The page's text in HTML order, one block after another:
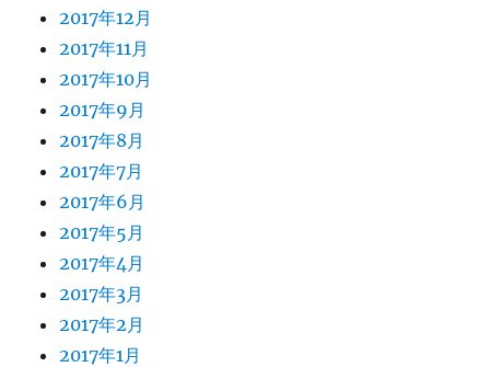
2017年12月
2017年11月
2017年10月
2017年9月
2017年8月
2017年7月
2017年6月
2017年5月
2017年4月
2017年3月
2017年2月
2017年1月